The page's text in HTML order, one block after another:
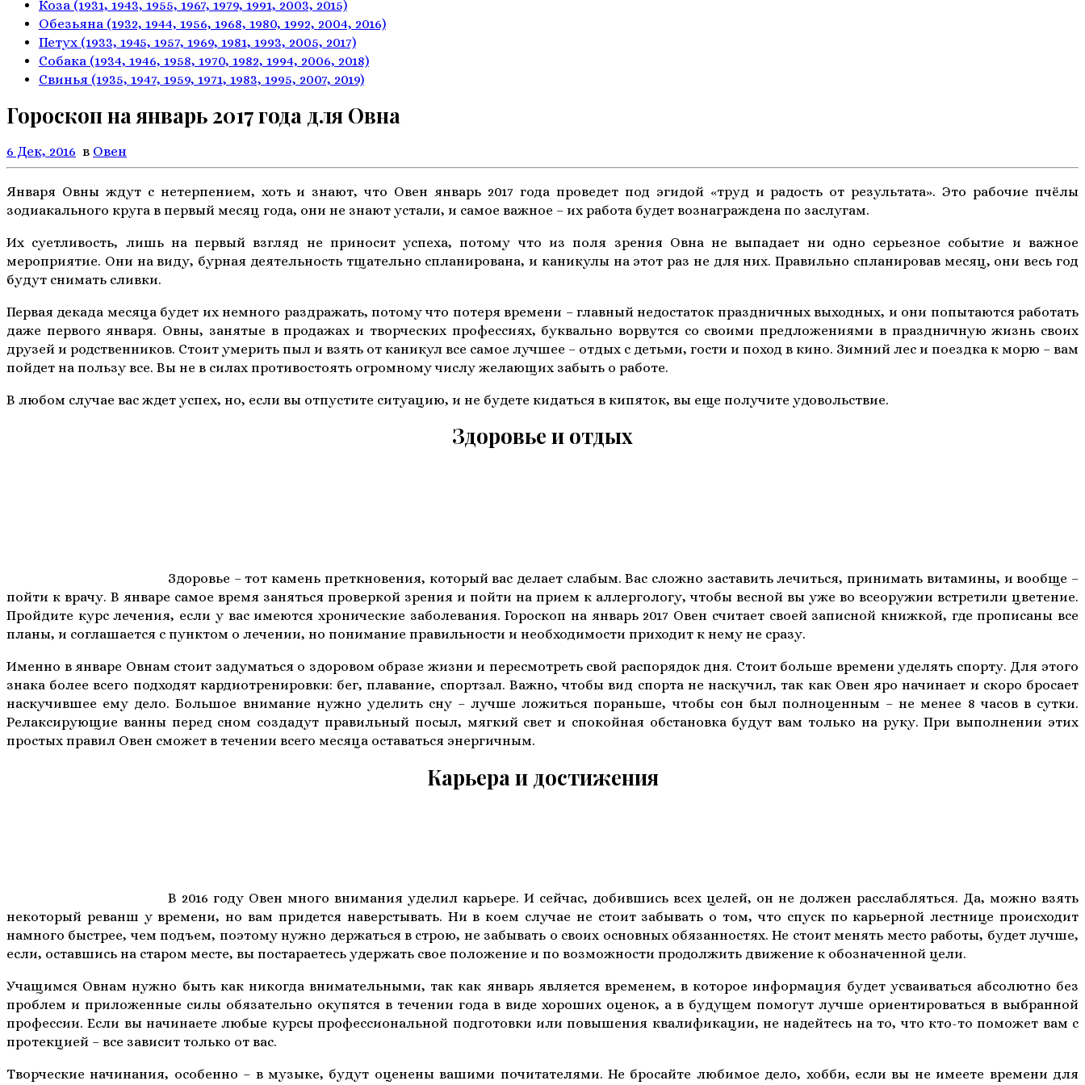
Коза (1931, 1943, 1955, 1967, 1979, 1991, 2003, 2015)
Обезьяна (1932, 1944, 1956, 1968, 1980, 1992, 2004, 2016)
Петух (1933, 1945, 1957, 1969, 1981, 1993, 2005, 2017)
Собака (1934, 1946, 1958, 1970, 1982, 1994, 2006, 2018)
Свинья (1935, 1947, 1959, 1971, 1983, 1995, 2007, 2019)
Гороскоп на январь 2017 года для Овна
6 Дек, 2016 в Овен
Января Овны ждут с нетерпением, хоть и знают, что Овен январь 2017 года проведет под эгидой «труд и радость от результата». Это рабочие пчёлы
зодиакального круга в первый месяц года, они не знают устали, и самое важное – их работа будет вознаграждена по заслугам.
Их суетливость, лишь на первый взгляд не приносит успеха, потому что из поля зрения Овна не выпадает ни одно серьезное событие и важное
мероприятие. Они на виду, бурная деятельность тщательно спланирована, и каникулы на этот раз не для них. Правильно спланировав месяц, они весь год
будут снимать сливки.
Первая декада месяца будет их немного раздражать, потому что потеря времени – главный недостаток праздничных выходных, и они попытаются работать
даже первого января. Овны, занятые в продажах и творческих профессиях, буквально ворвутся со своими предложениями в праздничную жизнь своих
друзей и родственников. Стоит умерить пыл и взять от каникул все самое лучшее – отдых с детьми, гости и поход в кино. Зимний лес и поездка к морю – вам
пойдет на пользу все. Вы не в силах противостоять огромному числу желающих забыть о работе.
В любом случае вас ждет успех, но, если вы отпустите ситуацию, и не будете кидаться в кипяток, вы еще получите удовольствие.
Здоровье и отдых
Здоровье – тот камень преткновения, который вас делает слабым. Вас сложно заставить лечиться, принимать витамины, и вообще –
пойти к врачу. В январе самое время заняться проверкой зрения и пойти на прием к аллергологу, чтобы весной вы уже во всеоружии встретили цветение.
Пройдите курс лечения, если у вас имеются хронические заболевания. Гороскоп на январь 2017 Овен считает своей записной книжкой, где прописаны все
планы, и соглашается с пунктом о лечении, но понимание правильности и необходимости приходит к нему не сразу.
Именно в январе Овнам стоит задуматься о здоровом образе жизни и пересмотреть свой распорядок дня. Стоит больше времени уделять спорту. Для этого
знака более всего подходят кардиотренировки: бег, плавание, спортзал. Важно, чтобы вид спорта не наскучил, так как Овен яро начинает и скоро бросает
наскучившее ему дело. Большое внимание нужно уделить сну – лучше ложиться пораньше, чтобы сон был полноценным – не менее 8 часов в сутки.
Релаксирующие ванны перед сном создадут правильный посыл, мягкий свет и спокойная обстановка будут вам только на руку. При выполнении этих
простых правил Овен сможет в течении всего месяца оставаться энергичным.
Карьера и достижения
В 2016 году Овен много внимания уделил карьере. И сейчас, добившись всех целей, он не должен расслабляться. Да, можно взять
некоторый реванш у времени, но вам придется наверстывать. Ни в коем случае не стоит забывать о том, что спуск по карьерной лестнице происходит
намного быстрее, чем подъем, поэтому нужно держаться в строю, не забывать о своих основных обязанностях. Не стоит менять место работы, будет лучше,
если, оставшись на старом месте, вы постараетесь удержать свое положение и по возможности продолжить движение к обозначенной цели.
Учащимся Овнам нужно быть как никогда внимательными, так как январь является временем, в которое информация будет усваиваться абсолютно без
проблем и приложенные силы обязательно окупятся в течении года в виде хороших оценок, а в будущем помогут лучше ориентироваться в выбранной
профессии. Если вы начинаете любые курсы профессиональной подготовки или повышения квалификации, не надейтесь на то, что кто-то поможет вам с
протекцией – все зависит только от вас.
Творческие начинания, особенно – в музыке, будут оценены вашими почитателями. Не бросайте любимое дело, хобби, если вы не имеете времени для